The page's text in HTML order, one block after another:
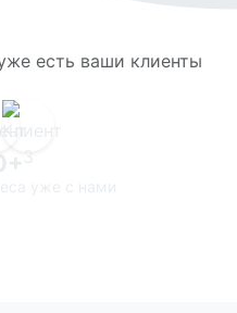
есть ваши клиенты